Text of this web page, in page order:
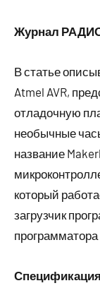
Журнал
В статье
Atmel AVR,
отладочную
необычные
название
который
загрузчик